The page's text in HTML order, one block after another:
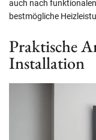
auch nach
bestmögliche
Praktische
Installation